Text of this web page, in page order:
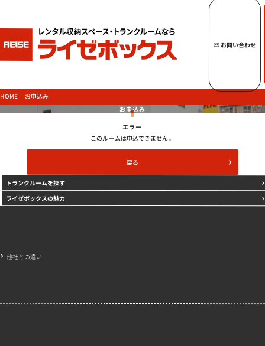
トップページへ
ご契約の流れ・お支払方法
ご利用中のお客様
お問い合わせ
プライバシーポリシー
お問い合わせ
HOME お申込み
お申込み
エラー
このルームは申込できません。
戻る
トランクルームを探す
ライゼボックスの魅力
他社との違い